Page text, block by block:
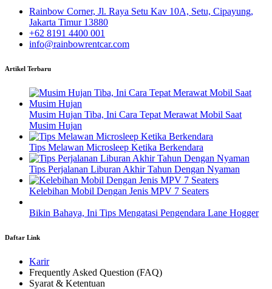
Rainbow Corner, Jl. Raya Setu Kav 10A, Setu, Cipayung,
Jakarta Timur 13880
+62 8191 4400 001
info@rainbowrentcar.com
Artikel Terbaru
Musim Hujan Tiba, Ini Cara Tepat Merawat Mobil Saat
Musim Hujan
Tips Melawan Microsleep Ketika Berkendara
Tips Perjalanan Liburan Akhir Tahun Dengan Nyaman
Kelebihan Mobil Dengan Jenis MPV 7 Seaters
Bikin Bahaya, Ini Tips Mengatasi Pengendara Lane Hogger
Daftar Link
Karir
Frequently Asked Question (FAQ)
Syarat & Ketentuan